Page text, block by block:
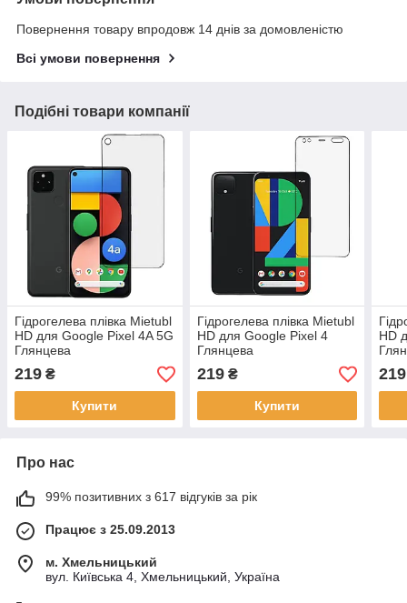
Повернення товару впродовж 14 днів за домовленістю
Всі умови повернення
Подібні товари компанії
Гідрогелева плівка Mietubl
HD для Google Pixel 4A 5G
Глянцева
219 ₴
Купити
Гідрогелева плівка Mietubl
HD для Google Pixel 4
Глянцева
219₴
Купити
HD
219
Про нас
99% позитивних з 617 відгуків за рік
Працює з 25.09.2013
м. Хмельницький
вул. Київська 4, Хмельницький, Україна